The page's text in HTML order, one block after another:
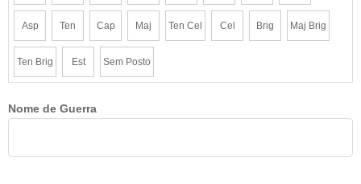
Asp Ten Cap Maj Ten Cel Cel Brig Maj Brig
Ten Brig Est Sem Posto
Nome de Guerra